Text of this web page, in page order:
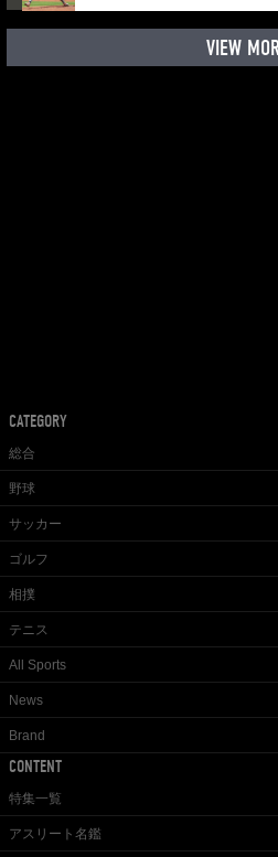
VIEW
CATEGORY
総合
野球
サッカー
ゴルフ
相撲
テニス
All Sports
News
Brand
CONTENT
特集一覧
アスリート名鑑